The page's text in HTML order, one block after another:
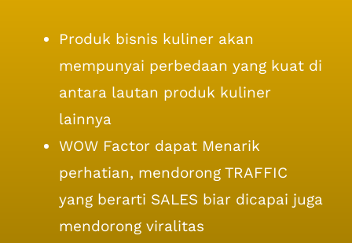
Produk bisnis kuliner akan
mempunyai perbedaan yang kuat di
antara lautan produk kuliner
lainnya
WOW Factor dapat Menarik
perhatian, mendorong TRAFFIC
yang berarti SALES biar dicapai juga
mendorong viralitas